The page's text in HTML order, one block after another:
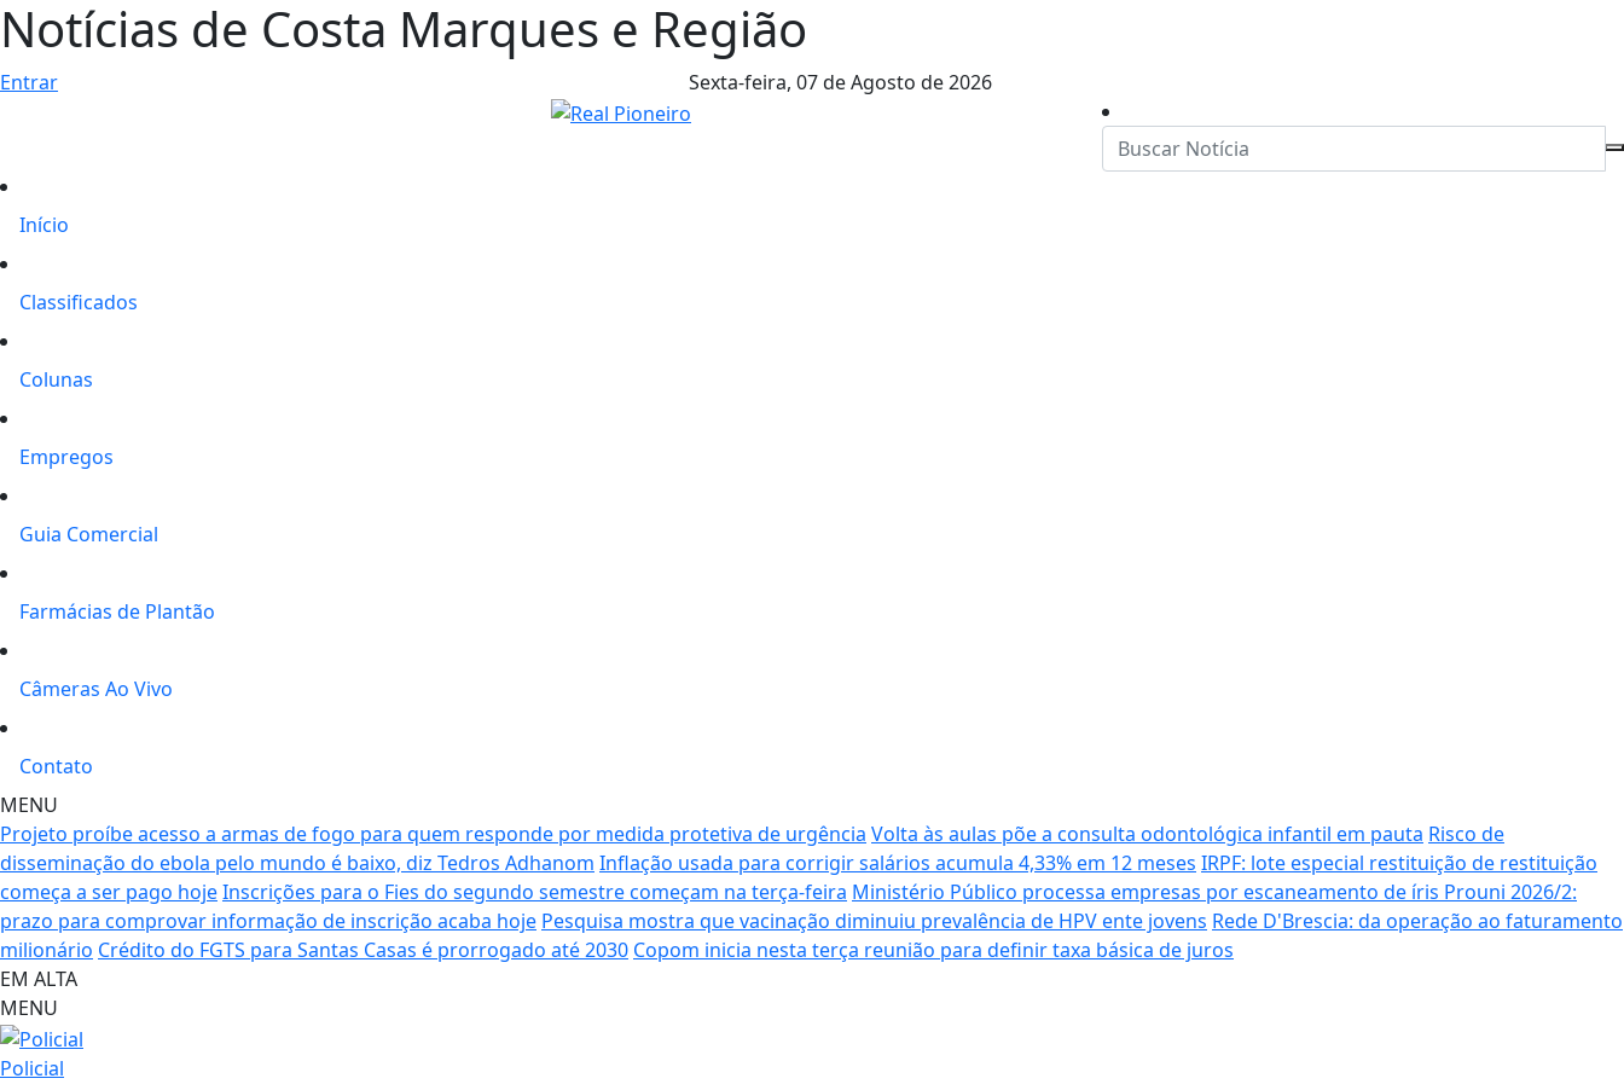
Notícias de Costa Marques e Região
Entrar Sexta-feira, 07 de Agosto de 2026
Início
Classificados
Colunas
Empregos
Guia Comercial
Farmácias de Plantão
Câmeras Ao Vivo
Contato
MENU
Projeto proíbe acesso a armas de fogo para quem responde por medida protetiva de urgência Volta às aulas põe a consulta odontológica infantil em pauta Risco de
disseminação do ebola pelo mundo é baixo, diz Tedros Adhanom Inflação usada para corrigir salários acumula 4,33% em 12 meses IRPF: lote especial restituição de restituição
começa a ser pago hojeInscrições para o Fies do segundo semestre começam na terça-feira Ministério Público processa empresas por escaneamento de íris Prouni 2026/2:
prazo para comprovar informação de inscrição acaba hoje Pesquisa mostra que vacinação diminuiu prevalência de HPV ente jovens Rede D'Brescia: da operação ao faturamento
milionário Crédito do FGTS para Santas Casas é prorrogado até 2030 Copom inicia nesta terça reunião para definir taxa básica de juros
EM ALTA
MENU
Policial